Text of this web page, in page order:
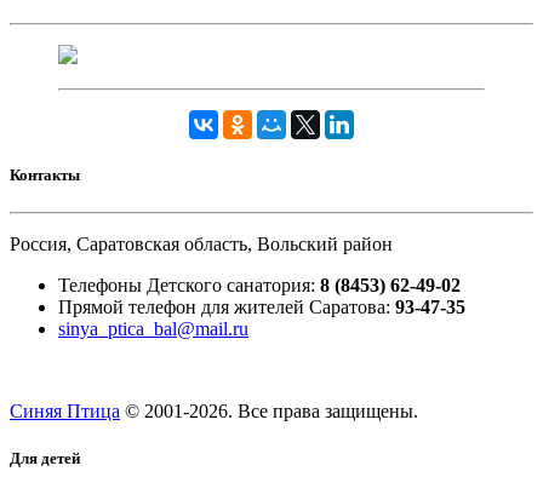
Контакты
Россия, Саратовская область, Вольский район
Телефоны Детского санатория: 8 (8453) 62-49-02
Прямой телефон для жителей Саратова: 93-47-35
sinya_ptica_bal@mail.ru
Синяя Птица © 2001-2026. Все права защищены.
Для детей